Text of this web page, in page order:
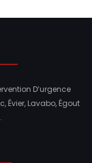
D’urgence
Évier, Lavabo, Égout